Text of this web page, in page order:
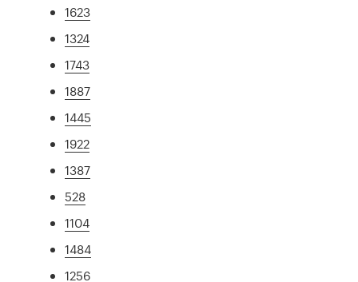
1623
1324
1743
1887
1445
1922
1387
528
1104
1484
1256